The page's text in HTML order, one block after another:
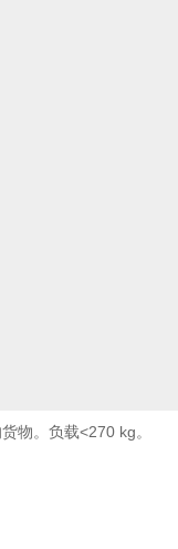
物。负载<270 kg。